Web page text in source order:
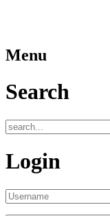
Menu
Search
Login